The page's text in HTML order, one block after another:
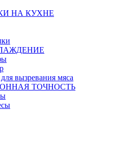
НА КУХНЕ
вызревания мяса
ТОЧНОСТЬ